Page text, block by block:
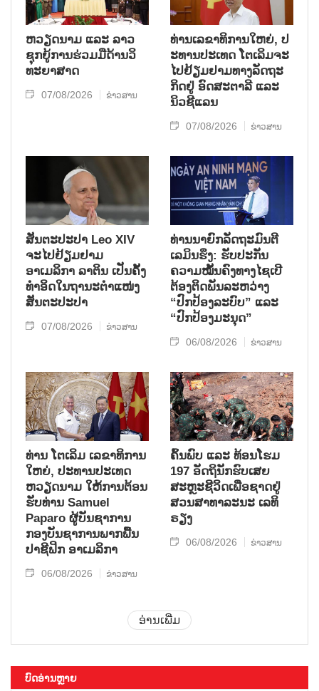
ຫວຽດ​ນາມ ແລະ ລາວ​
ຊຸກ​ຍູ້​ການ​ຮ່ວມ​ມື​ດ້ານວ​ິ​
ທະ​ຍາ​ສາດ
07/08/2026 ຂ່າວສານ
ທ່ານ​ເລ​ຂາ​ທິ​ການ​ໃຫຍ່, ປ​
ະ​ທານ​ປະ​ເທດ ໂຕ​ເລິມ​ຈະ​
ໄປ​ຢ້ຽມ​ຢາມ​ທາງ​ລັດ​ຖະ​
ກິດ​ຢູ່ ອົດ​ສະ​ຕາ​ລີ ແລະ
ນິວ​ຊີ​ແລນ
07/08/2026 ຂ່າວສານ
ສັນຕະປະປາ Leo XIV
ຈະໄປຢ້ຽມຢາມ
ອາເມລິກາ ລາຕິນ ເປັນຄັ້ງ
ທຳອິດໃນຖານະຕຳແໜ່ງ
ສັນຕະປະປາ
07/08/2026 ຂ່າວສານ
ທ່ານນາຍົກລັດຖະມົນຕີ
ເລມິນຮຶງ: ຮັບປະກັນ
ຄວາມໝັ້ນຄົງທາງໄຊເບີ
ຕ້ອງຕິດພັນລະຫວ່າງ
“ປົກປ້ອງລະບົບ” ແລະ
“ປົກປ້ອງມະນຸດ”
06/08/2026 ຂ່າວສານ
ທ່ານ ໂຕ​ເລິມ ເລ​ຂາ​ທິ​ການ​
ໃຫຍ່, ປະ​ທານ​ປະ​ເທດ ​
ຫວຽດ​ນາມ ໃຫ້​ການ​ຕ້ອນ​
ຮັບ​ທ່ານ Samuel
Paparo ຜູ້​ບັນ​ຊາ​ການ
ກອງ​ບັນ​ຊາ​ການພາກ​ພື້ນ​
ປາ​ຊີ​ຟິກ ອາ​ເມ​ລິ​ກາ
06/08/2026 ຂ່າວສານ
ຄົ້ນ​ພົບ ແລະ ທ້ອນ​ໂຮມ
197 ອັດ​ຖິ​ນັກ​ຮົບ​ເສຍ​
ສະຫຼະ​ຊີ​ວິດ​ເພື່ອ​ຊາດ​ຢູ່​
ສວນ​ສາ​ທາ​ລະ​ນະ ເລ​ທິ​
ຣຽງ
06/08/2026 ຂ່າວສານ
ອ່ານເພີ່ມ
ບົດອ່ານຫຼາຍ